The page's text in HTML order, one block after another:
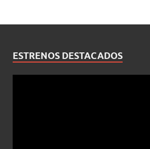
ESTRENOS DESTACADOS